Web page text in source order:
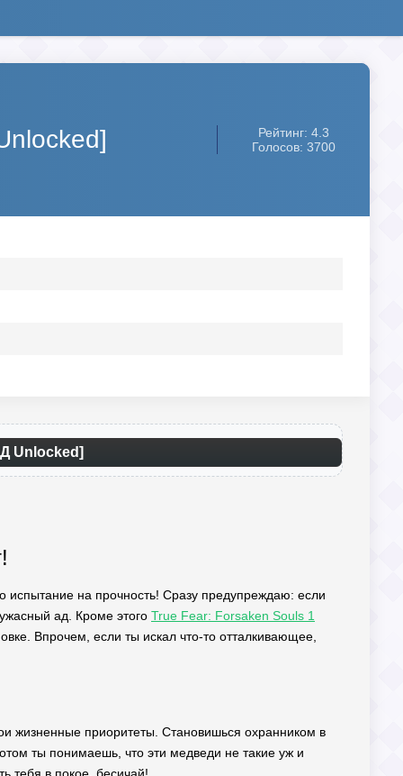
Рейтинг: 4.3
Голосов: 3700
Unlocked]
на прочность! Сразу предупреждаю: если
ад. Кроме этого True Fear: Forsaken Souls 1
Впрочем, если ты искал что-то отталкивающее,
жизненные приоритеты. Становишься охранником в
ты понимаешь, что эти медведи не такие уж и